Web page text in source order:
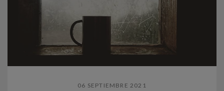
06 SEPTIEMBRE 2021